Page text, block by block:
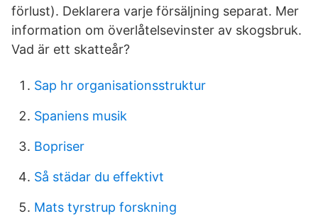
förlust). Deklarera varje försäljning separat. Mer
information om överlåtelsevinster av skogsbruk.
Vad är ett skatteår?
Sap hr organisationsstruktur
Spaniens musik
Bopriser
Så städar du effektivt
Mats tyrstrup forskning